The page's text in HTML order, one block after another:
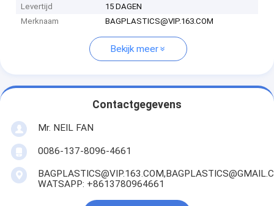
Levertijd
15 DAGEN
Merknaam
BAGPLASTICS@VIP.163.COM
Bekijk meer
Contactgegevens
Mr. NEIL FAN
0086-137-8096-4661
WATSAPP: +8613780964661